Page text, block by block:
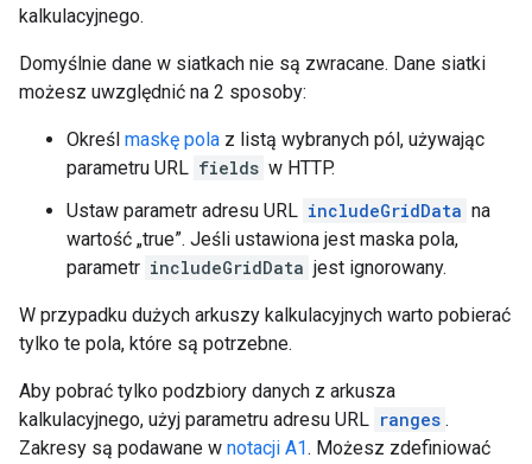
kalkulacyjnego.
Domyślnie dane w siatkach nie są zwracane. Dane siatki
możesz uwzględnić na 2 sposoby:
Określ maskę pola z listą wybranych pól, używając
parametru URL fields w HTTP.
Ustaw parametr adresu URL includeGridData na
wartość „true”. Jeśli ustawiona jest maska pola,
parametr includeGridData jest ignorowany.
W przypadku dużych arkuszy kalkulacyjnych warto pobierać
tylko te pola, które są potrzebne.
Aby pobrać tylko podzbiory danych z arkusza
kalkulacyjnego, użyj parametru adresu URL ranges .
Zakresy są podawane w notacji A1. Możesz zdefiniować